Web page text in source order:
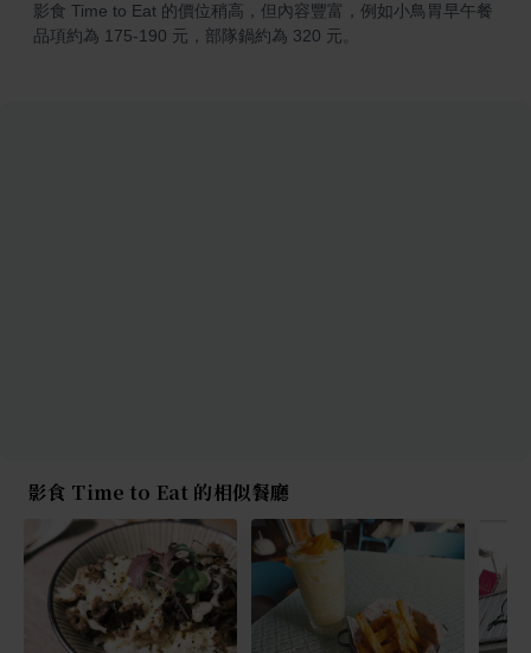
影食 Time to Eat 的價位稍高，但內容豐富，例如小鳥胃早午餐
品項約為 175-190 元，部隊鍋約為 320 元。
影食 Time to Eat 的相似餐廳